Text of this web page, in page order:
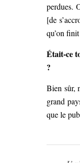
perdues.
[de
qu’on
Était-ce
?
Bien sûr,
grand
que le